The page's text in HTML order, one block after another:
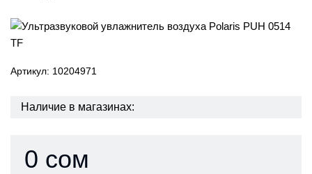
Артикул: 10204971
Наличие в магазинах:
0 сом